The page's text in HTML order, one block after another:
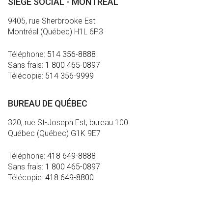
9405, rue Sherbrooke Est
Montréal (Québec) H1L 6P3
Téléphone: 514 356-8888
Sans frais: 1 800 465-0897
Télécopie: 514 356-9999
BUREAU DE QUÉBEC
320, rue St-Joseph Est, bureau 100
Québec (Québec) G1K 9E7
Téléphone: 418 649-8888
Sans frais: 1 800 465-0897
Télécopie: 418 649-8800